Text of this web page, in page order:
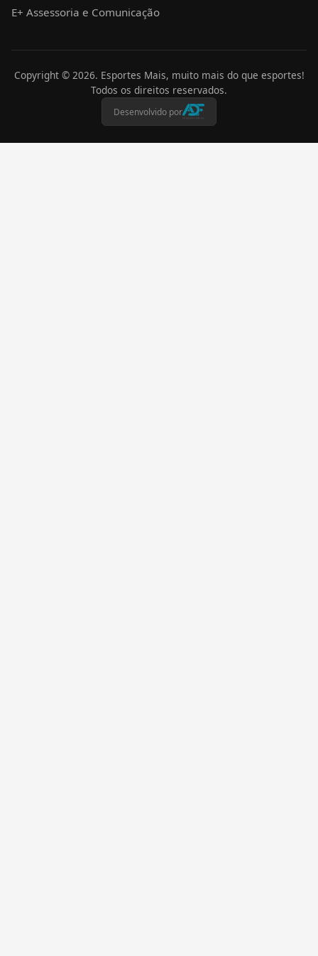
E+ Assessoria e Comunicação
Copyright © 2026. Esportes Mais, muito mais do que esportes!
Todos os direitos reservados.
Desenvolvido por